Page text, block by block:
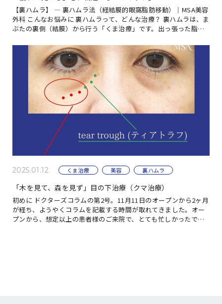
【裏ハムラ】 ― 裏ハムラ法（経結膜的眼窩脂肪移動）｜MSA美容
外科 こんなお悩みに 裏ハムラって、どんな治療？ 裏ハムラは、ま
ぶたの裏側（結膜）から行う「くま治療」です。出っ張った脂肪
2025.01.12 くま治療 美容 裏ハムラ
「木を見て、森を見ず」目の下治療（クマ治療）
初めに ドクターズコラムの第2号。11月11日のオープンから2ヶ月
が経ち、ようやくコラムを記載する時間が取れてきました。オー
プンから、想定以上の患者様のご来院で、とても忙しかったで